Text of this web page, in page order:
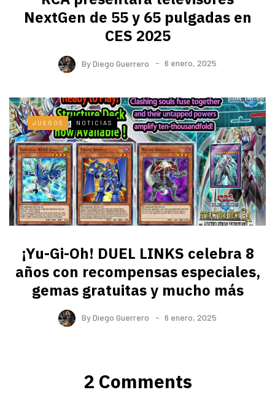
NextGen de 55 y 65 pulgadas en
CES 2025
ByDiego Guerrero 6 enero, 2025
JUEGOS NOTICIAS
¡Yu-Gi-Oh! DUEL LINKS celebra 8
años con recompensas especiales,
gemas gratuitas y mucho más
ByDiego Guerrero 6 enero, 2025
2 Comments